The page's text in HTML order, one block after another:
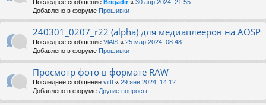
Последнее сообщение Brigadir« 30 апр 2024, 21:55
Добавлено в форуме Прошивки
240301_0207_r22 (alpha) для медиаплееров на AOSP
Последнее сообщение VlAlS « 25 мар 2024, 08:48
Добавлено в форуме Прошивки
Просмотр фото в формате RAW
Последнее сообщение vittt « 29 янв 2024, 14:12
Добавлено в форуме Другие вопросы